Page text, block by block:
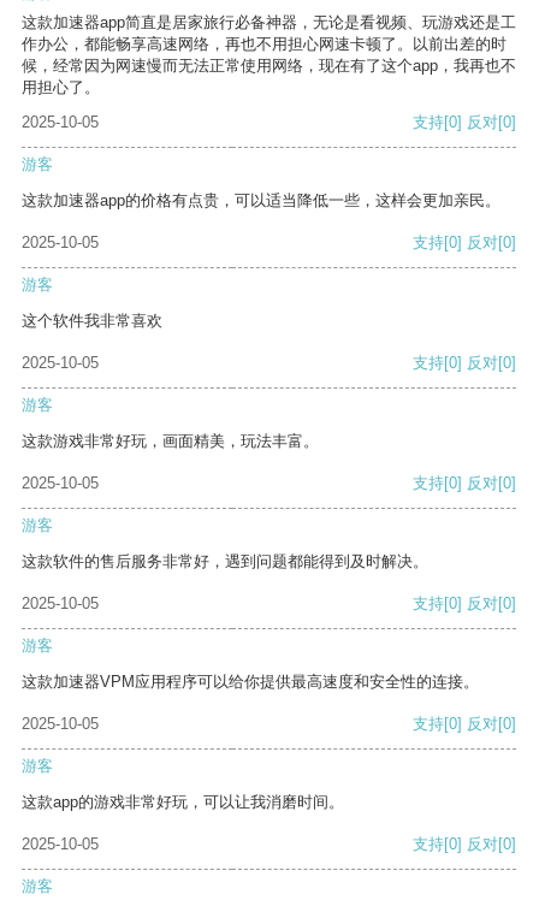
这款加速器app简直是居家旅行必备神器，无论是看视频、玩游戏还是工
作办公，都能畅享高速网络，再也不用担心网速卡顿了。以前出差的时
候，经常因为网速慢而无法正常使用网络，现在有了这个app，我再也不
用担心了。
2025-10-05
支持[0] 反对[0]
游客
这款加速器app的价格有点贵，可以适当降低一些，这样会更加亲民。
2025-10-05 支持[0] 反对[0]
游客
这个软件我非常喜欢
2025-10-05 支持[0] 反对[0]
游客
这款游戏非常好玩，画面精美，玩法丰富。
2025-10-05 支持[0] 反对[0]
游客
这款软件的售后服务非常好，遇到问题都能得到及时解决。
2025-10-05 支持[0] 反对[0]
游客
这款加速器VPM应用程序可以给你提供最高速度和安全性的连接。
2025-10-05 支持[0] 反对[0]
游客
这款app的游戏非常好玩，可以让我消磨时间。
2025-10-05 支持[0] 反对[0]
游客